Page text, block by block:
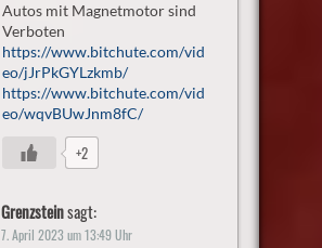
Autos mit Magnetmotor sind
Verboten
https://www.bitchute.com/vid
eo/jJrPkGYLzkmb/
https://www.bitchute.com/vid
eo/wqvBUwJnm8fC/
+2
Grenzsteinsagt:
7. April 2023 um 13:49 Uhr